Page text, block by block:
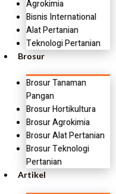
Agrokimia
Bisnis International
Alat Pertanian
Teknologi Pertanian
Brosur
Brosur Tanaman
Pangan
Brosur Hortikultura
Brosur Agrokimia
Brosur Alat Pertanian
Brosur Teknologi
Pertanian
Artikel